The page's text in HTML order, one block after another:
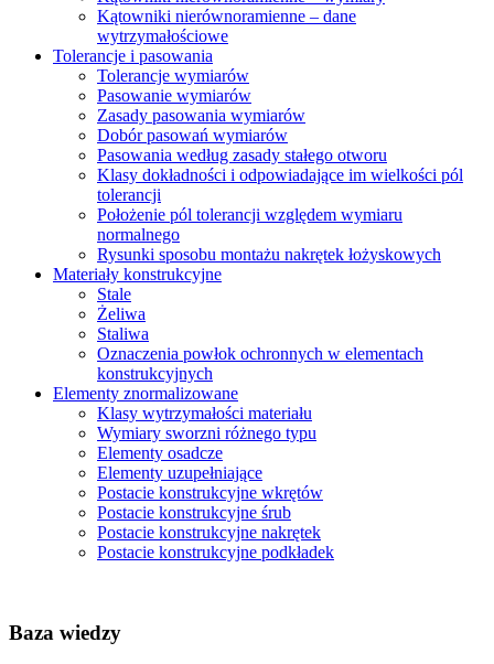
Kątowniki nierównoramienne – dane
wytrzymałościowe
Tolerancje i pasowania
Tolerancje wymiarów
Pasowanie wymiarów
Zasady pasowania wymiarów
Dobór pasowań wymiarów
Pasowania według zasady stałego otworu
Klasy dokładności i odpowiadające im wielkości pól
tolerancji
Położenie pól tolerancji względem wymiaru
normalnego
Rysunki sposobu montażu nakrętek łożyskowych
Materiały konstrukcyjne
Stale
Żeliwa
Staliwa
Oznaczenia powłok ochronnych w elementach
konstrukcyjnych
Elementy znormalizowane
Klasy wytrzymałości materiału
Wymiary sworzni różnego typu
Elementy osadcze
Elementy uzupełniające
Postacie konstrukcyjne wkrętów
Postacie konstrukcyjne śrub
Postacie konstrukcyjne nakrętek
Postacie konstrukcyjne podkładek
Baza wiedzy